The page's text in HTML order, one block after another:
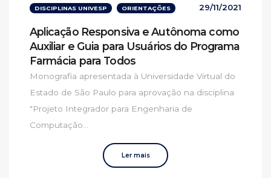
DISCIPLINAS UNIVESP ORIENTAÇÕES 29/11/2021
Aplicação Responsiva e Autônoma como
Auxiliar e Guia para Usuários do Programa
Farmácia para Todos
Monografia apresentada à Universidade Virtual do
Estado de São Paulo para aprovação na disciplina
"Projeto Integrador para Engenharia de
Computação...
Ler mais